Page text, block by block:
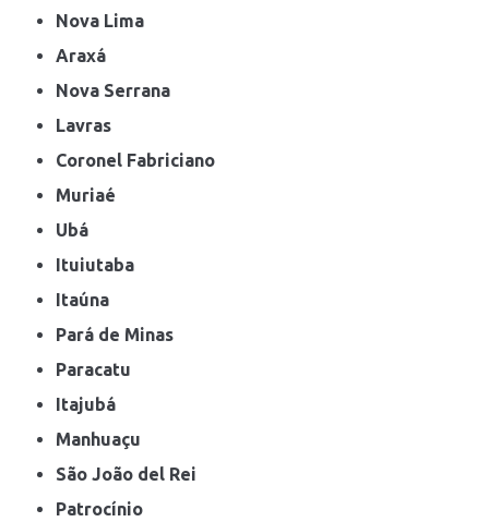
Nova Lima
Araxá
Nova Serrana
Lavras
Coronel Fabriciano
Muriaé
Ubá
Ituiutaba
Itaúna
Pará de Minas
Paracatu
Itajubá
Manhuaçu
São João del Rei
Patrocínio